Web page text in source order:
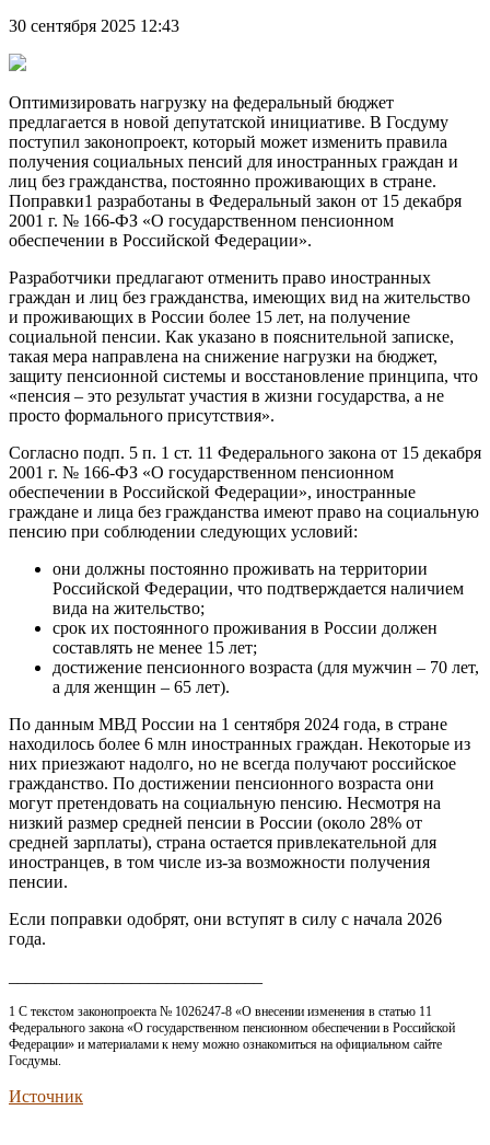
30 сентября 2025 12:43
Оптимизировать нагрузку на федеральный бюджет
предлагается в новой депутатской инициативе. В Госдуму
поступил законопроект, который может изменить правила
получения социальных пенсий для иностранных граждан и
лиц без гражданства, постоянно проживающих в стране.
Поправки1 разработаны в Федеральный закон от 15 декабря
2001 г. № 166-ФЗ «О государственном пенсионном
обеспечении в Российской Федерации».
Разработчики предлагают отменить право иностранных
граждан и лиц без гражданства, имеющих вид на жительство
и проживающих в России более 15 лет, на получение
социальной пенсии. Как указано в пояснительной записке,
такая мера направлена на снижение нагрузки на бюджет,
защиту пенсионной системы и восстановление принципа, что
«пенсия – это результат участия в жизни государства, а не
просто формального присутствия».
Согласно подп. 5 п. 1 ст. 11 Федерального закона от 15 декабря
2001 г. № 166-ФЗ «О государственном пенсионном
обеспечении в Российской Федерации», иностранные
граждане и лица без гражданства имеют право на социальную
пенсию при соблюдении следующих условий:
они должны постоянно проживать на территории
Российской Федерации, что подтверждается наличием
вида на жительство;
срок их постоянного проживания в России должен
составлять не менее 15 лет;
достижение пенсионного возраста (для мужчин – 70 лет,
а для женщин – 65 лет).
По данным МВД России на 1 сентября 2024 года, в стране
находилось более 6 млн иностранных граждан. Некоторые из
них приезжают надолго, но не всегда получают российское
гражданство. По достижении пенсионного возраста они
могут претендовать на социальную пенсию. Несмотря на
низкий размер средней пенсии в России (около 28% от
средней зарплаты), страна остается привлекательной для
иностранцев, в том числе из-за возможности получения
пенсии.
Если поправки одобрят, они вступят в силу с начала 2026
года.
1 С текстом законопроекта № 1026247-8 «О внесении изменения в статью 11
Федерального закона «О государственном пенсионном обеспечении в Российской
Федерации» и материалами к нему можно ознакомиться на официальном сайте
Госдумы.
Источник